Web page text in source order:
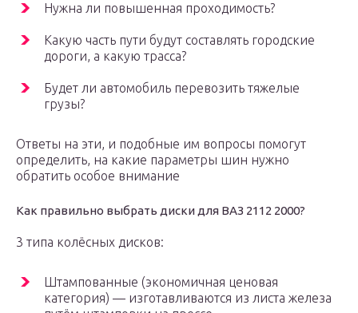
Нужна ли повышенная проходимость?
Какую часть пути будут составлять городские
дороги, а какую трасса?
Будет ли автомобиль перевозить тяжелые
грузы?
Ответы на эти, и подобные им вопросы помогут
определить, на какие параметры шин нужно
обратить особое внимание
Как правильно выбрать диски для ВАЗ 2112 2000?
3 типа колёсных дисков:
Штампованные (экономичная ценовая
категория) — изготавливаются из листа железа